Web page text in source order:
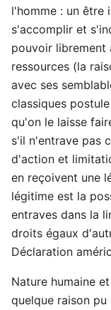
l'homme : un être
s'accomplir et
pouvoir librement
ressources (la
avec ses
classiques
qu'on le laisse
s'il n'entrave pas
d'action et
en reçoivent une
légitime est la
entraves dans la
droits égaux
Déclaration
Nature humaine
quelque raison